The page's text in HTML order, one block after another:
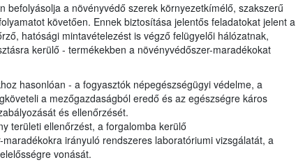
befolyásolja a növényvédő szerek környezetkímélő, szakszerű
követően. Ennek biztosítása jelentős feladatokat jelent a
hatósági mintavételezést is végző felügyelői hálózatnak,
kerülő - termékekben a növényvédőszer-maradékokat
hasonlóan - a fogyasztók népegészségügyi védelme, a
a mezőgazdaságból eredő és az egészségre káros
és ellenőrzését.
területi ellenőrzést, a forgalomba kerülő
irányuló rendszeres laboratóriumi vizsgálatát, a
vonását.